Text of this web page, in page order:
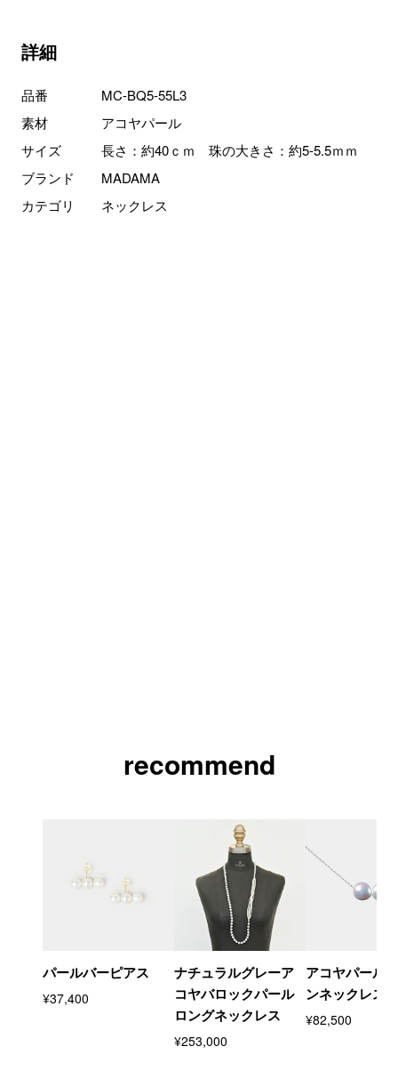
詳細
品番
MC-BQ5-55L3
素材
アコヤパール
サイズ
長さ：約40ｃｍ 珠の大きさ：約5-5.5ｍｍ
ブランド
MADAMA
カテゴリ
ネックレス
recommend
パールバーピアス
¥37,400
ナチュラルグレーア
コヤバロックパール
ロングネックレス
¥253,000
アコヤパール
ンネックレス
¥82,500